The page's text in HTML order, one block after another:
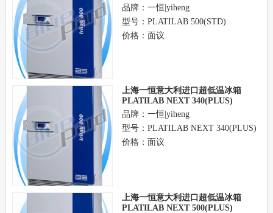
品牌：一恒|yiheng
型号：PLATILAB 500(STD)
价格：面议
上海一恒意大利进口超低温冰箱
PLATILAB NEXT 340(PLUS)
品牌：一恒|yiheng
型号：PLATILAB NEXT 340(PLUS)
价格：面议
上海一恒意大利进口超低温冰箱
PLATILAB NEXT 500(PLUS)